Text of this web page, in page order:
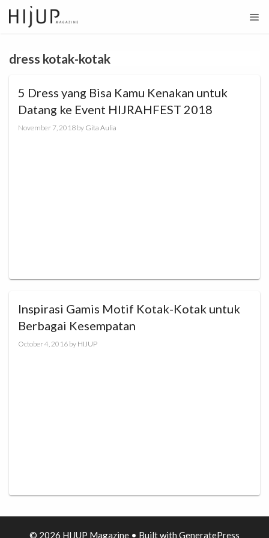
Skip
to
content
dress kotak-kotak
5 Dress yang Bisa Kamu Kenakan untuk
Datang ke Event HIJRAHFEST 2018
November 7, 2018 by Gita Aulia
Inspirasi Gamis Motif Kotak-Kotak untuk
Berbagai Kesempatan
October 4, 2016 by HIJUP
© 2026 HIJUP Magazine • Built with GeneratePress